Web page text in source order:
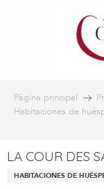
Página principal
Habitaciones de
LA COUR DES
HABITACIONES DE